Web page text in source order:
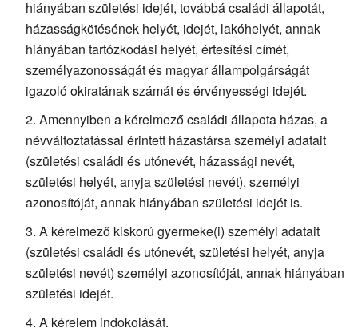
hiányában születési idejét, továbbá családi állapotát,
házasságkötésének helyét, idejét, lakóhelyét, annak
hiányában tartózkodási helyét, értesítési címét,
személyazonosságát és magyar állampolgárságát
igazoló okiratának számát és érvényességi idejét.
Amennyiben a kérelmező családi állapota házas, a
névváltoztatással érintett házastársa személyi adatait
(születési családi és utónevét, házassági nevét,
születési helyét, anyja születési nevét), személyi
azonosítóját, annak hiányában születési idejét is.
A kérelmező kiskorú gyermeke(i) személyi adatait
(születési családi és utónevét, születési helyét, anyja
születési nevét) személyi azonosítóját, annak hiányában
születési idejét.
A kérelem indokolását.